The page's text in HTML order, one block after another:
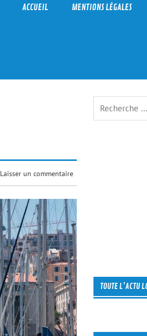
ACCUEIL MENTIONS LÉGALES
Laisser un commentaire
TOUTE L’ACTU